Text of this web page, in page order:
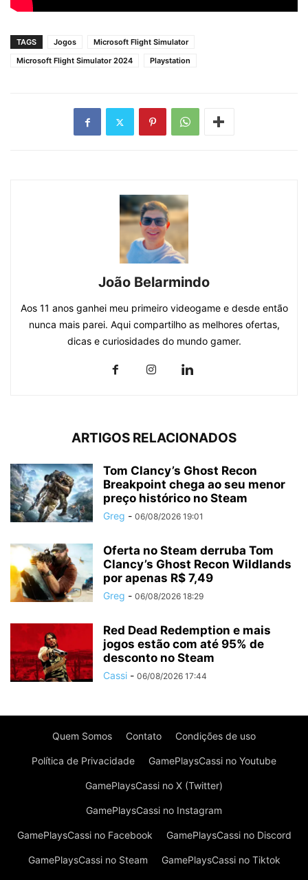
TAGS Jogos
Microsoft Flight Simulator
Microsoft Flight Simulator 2024
Playstation
João Belarmindo
Aos 11 anos ganhei meu primeiro videogame e desde então
nunca mais parei. Aqui compartilho as melhores ofertas,
dicas e curiosidades do mundo gamer.
ARTIGOS RELACIONADOS
Tom Clancy’s Ghost Recon
Breakpoint chega ao seu menor
preço histórico no Steam
Greg - 06/08/2026 19:01
Oferta no Steam derruba Tom
Clancy’s Ghost Recon Wildlands
por apenas R$ 7,49
Greg - 06/08/2026 18:29
Red Dead Redemption e mais
jogos estão com até 95% de
desconto no Steam
Cassi - 06/08/2026 17:44
Quem Somos Contato Condições de uso
Política de Privacidade GamePlaysCassi no Youtube
GamePlaysCassi no X (Twitter)
GamePlaysCassi no Instagram
GamePlaysCassi no Facebook GamePlaysCassi no Discord
GamePlaysCassi no Steam GamePlaysCassi no Tiktok